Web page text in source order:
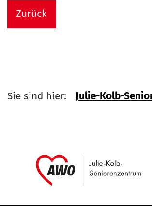
Zurück
Sie sind hier: Julie-Kolb-